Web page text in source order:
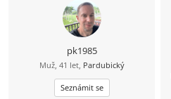
pk1985
Muž, 41 let, Pardubický
Seznámit se